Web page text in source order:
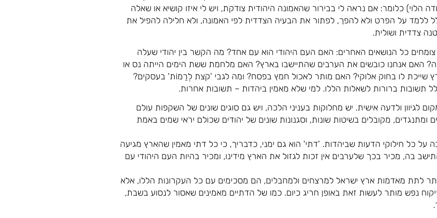
הלוי) כלומר: אם נראה לי בבירור שהאמונה היהודית צודקת, ויש לי איזו קושיא או שאלה
ללמד על הפרט ולא להפך, לפתור את הבעיה הצדדית לפי האמונה, ולא חלילה להפיל את
צדדית ושולית.
כל הנושאים האחרים: האם העם היהודי הוא עם אחד? מה הקשר בין יהודי שעלה
האם אנחנו כובשים את הערבים שהתיישבו בארץ? האם מלחמת ששת הימים הייתה נס או
שייכת לו בחוק אלוקי? האם מותר לאכול חמץ בפסח? ומה לגבי 'קצת לְרַמוֹת' בעסקים?
תשובות ברורות לשאלות הללו. למי שלא מאמין ביהדות – תשובות אחרות.
לגיוון ולדעה אישית. יש מחלוקות בעניני הלכה, ויש גם סוגים שונים של השקפות עולם
ומתנגדים, מקובלים בשיטות שונות, וסגנונות שונים של יהודים שכולם יראי שמים באמת
כל חילוקי הדעות שביהדות. 'דתי' הוא גם ימני, כדבריך, כי כל דתי מאמין שהארץ מגיעה
בה, מכיר בכך שלערבים אין זכות לגזול את הארץ מידינו, ומכיר בהיות העם היהודי עם
לתת מאדמות ארץ ישראל למרצחים ולמחבלים, הם מסכימים עם כל העקרונות הללו, אלא
נפש מותר לעשות זאת באופן חריג כיום. כמו של הדתיים מאמינים שאסור לנסוע בשבת,